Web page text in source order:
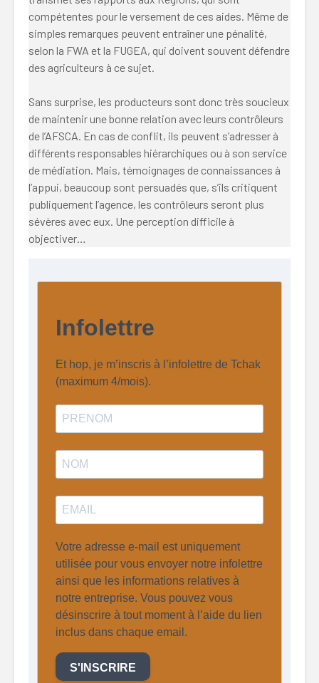
compétentes pour le versement de ces aides. Même de
simples remarques peuvent entraîner une pénalité,
selon la FWA et la FUGEA, qui doivent souvent défendre
des agriculteurs à ce sujet.
Sans surprise, les producteurs sont donc très soucieux
de maintenir une bonne relation avec leurs contrôleurs
de l’AFSCA. En cas de conflit, ils peuvent s’adresser à
différents responsables hiérarchiques ou à son service
de médiation. Mais, témoignages de connaissances à
l’appui, beaucoup sont persuadés que, s’ils critiquent
publiquement l’agence, les contrôleurs seront plus
sévères avec eux. Une perception difficile à
objectiver…
Infolettre
Et hop, je m’inscris à l’infolettre de Tchak
(maximum 4/mois).
Votre adresse e-mail est uniquement
utilisée pour vous envoyer notre infolettre
ainsi que les informations relatives à
notre entreprise. Vous pouvez vous
désinscrire à tout moment à l’aide du lien
inclus dans chaque email.
S'INSCRIRE